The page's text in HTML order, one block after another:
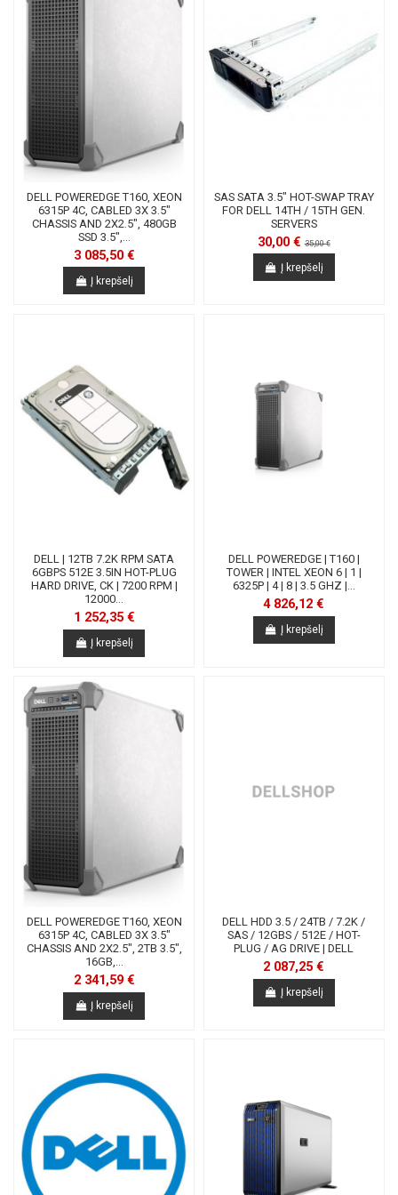
DELL POWEREDGE T160, XEON
6315P 4C, CABLED 3X 3.5"
CHASSIS AND 2X2.5", 480GB
SSD 3.5",...
3 085,50 €
Į krepšelį
SAS SATA 3.5" HOT-SWAP TRAY
FOR DELL 14TH / 15TH GEN.
SERVERS
30,00 €35,00 €
Į krepšelį
DELL | 12TB 7.2K RPM SATA
6GBPS 512E 3.5IN HOT-PLUG
HARD DRIVE, CK | 7200 RPM |
12000...
1 252,35 €
Į krepšelį
DELL POWEREDGE | T160 |
TOWER | INTEL XEON 6 | 1 |
6325P | 4 | 8 | 3.5 GHZ |...
4 826,12 €
Į krepšelį
DELL POWEREDGE T160, XEON
6315P 4C, CABLED 3X 3.5"
CHASSIS AND 2X2.5", 2TB 3.5",
16GB,...
2 341,59 €
Į krepšelį
DELL HDD 3.5 / 24TB / 7.2K /
SAS / 12GBS / 512E / HOT-
PLUG / AG DRIVE | DELL
2 087,25 €
Į krepšelį